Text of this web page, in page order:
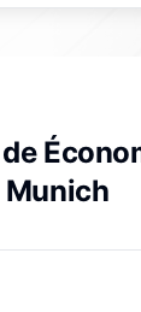
Munich